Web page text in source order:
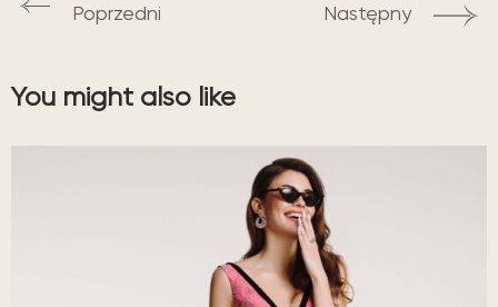
Poprzedni Następny
You might also like